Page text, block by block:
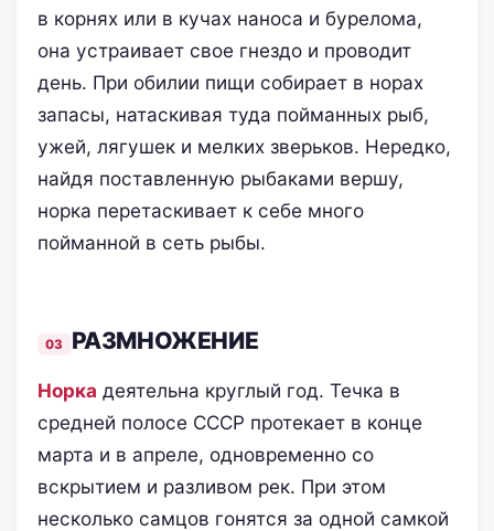
в корнях или в кучах наноса и бурелома,
она устраивает свое гнездо и проводит
день. При обилии пищи собирает в норах
запасы, натаскивая туда пойманных рыб,
ужей, лягушек и мелких зверьков. Нередко,
найдя поставленную рыбаками вершу,
норка перетаскивает к себе много
пойманной в сеть рыбы.
РАЗМНОЖЕНИЕ
Норка деятельна круглый год. Течка в
средней полосе СССР протекает в конце
марта и в апреле, одновременно со
вскрытием и разливом рек. При этом
несколько самцов гонятся за одной самкой